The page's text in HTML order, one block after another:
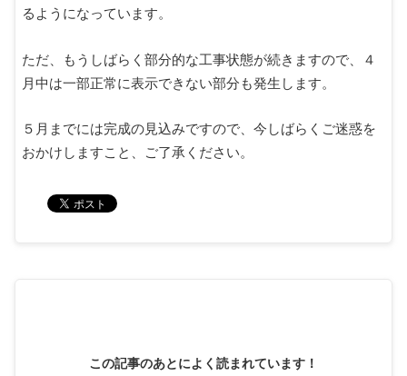
るようになっています。
ただ、もうしばらく部分的な工事状態が続きますので、４
月中は一部正常に表示できない部分も発生します。
５月までには完成の見込みですので、今しばらくご迷惑を
おかけしますこと、ご了承ください。
この記事のあとによく読まれています！